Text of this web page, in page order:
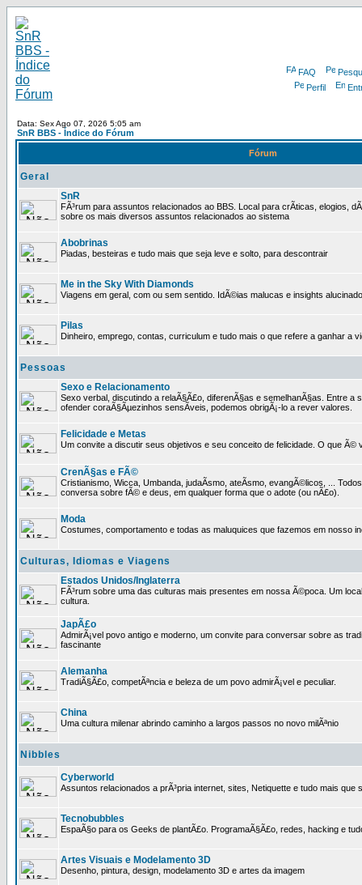
FAQ
Perfil
Data: Sex Ago 07, 2026 5:05 am
SnR BBS - Índice do Fórum
Fórum
Geral
SnR
FÃ³rum para assuntos relacionados ao BBS. Local para crÃ­ticas, elogios,
sobre os mais diversos assuntos relacionados ao sistema
Abobrinas
Piadas, besteiras e tudo mais que seja leve e solto, para descontrair
Me in the Sky With Diamonds
Viagens em geral, com ou sem sentido. IdÃ©ias malucas e insights
Pilas
Dinheiro, emprego, contas, curriculum e tudo mais o que refere a ganhar a
Pessoas
Sexo e Relacionamento
Sexo verbal, discutindo a relaÃ§Ã£o, diferenÃ§as e semelhanÃ§as. Entre a
ofender coraÃ§Ãµezinhos sensÃ­veis, podemos obrigÃ¡-lo a rever valores.
Felicidade e Metas
Um convite a discutir seus objetivos e seu conceito de felicidade. O que Ã©
CrenÃ§as e FÃ©
Cristianismo, Wicca, Umbanda, judaÃ­smo, ateÃ­smo, evangÃ©licos, ...
conversa sobre fÃ© e deus, em qualquer forma que o adote (ou nÃ£o).
Moda
Costumes, comportamento e todas as maluquices que fazemos em nosso
Culturas, Idiomas e Viagens
Estados Unidos/Inglaterra
FÃ³rum sobre uma das culturas mais presentes em nossa Ã©poca. Um
cultura.
JapÃ£o
AdmirÃ¡vel povo antigo e moderno, um convite para conversar sobre as
fascinante
Alemanha
TradiÃ§Ã£o, competÃªncia e beleza de um povo admirÃ¡vel e peculiar.
China
Uma cultura milenar abrindo caminho a largos passos no novo milÃªnio
Nibbles
Cyberworld
Assuntos relacionados a prÃ³pria internet, sites, Netiquette e tudo mais que
Tecnobubbles
EspaÃ§o para os Geeks de plantÃ£o. ProgramaÃ§Ã£o, redes, hacking e
Artes Visuais e Modelamento 3D
Desenho, pintura, design, modelamento 3D e artes da imagem